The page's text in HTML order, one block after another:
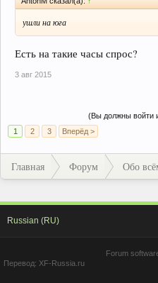
ушли на юга
Есть на такие часы спрос?
3 авг 2015
(Вы должны войти
1
2 3 Вперёд >
Главная Форум Обо
Russian (RU)
Forum
Перевод: XF-Russia.ru